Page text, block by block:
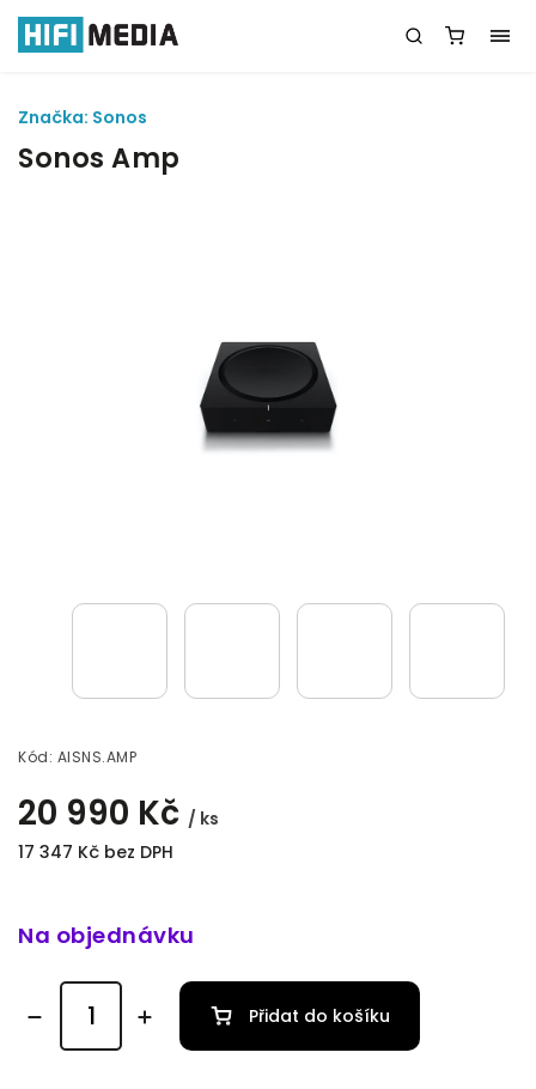
Sonos Amp
Kód: AISNS.AMP
20 990 Kč / ks
17 347 Kč bez DPH
Značka: Sonos
Na objednávku
Přidat do košíku